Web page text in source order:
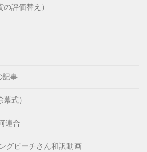
の評価替え）
記事
幕式）
連合
グビーチさん和訳動画